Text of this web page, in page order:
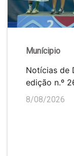
Munícipio
Notícias de
edição n.º
8/08/2026